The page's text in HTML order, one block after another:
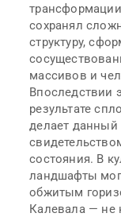
сохранял
структуру,
массивов и
Впоследствии
результате
делает
состояния. В
ландшафты
обжитым
Калевала — не